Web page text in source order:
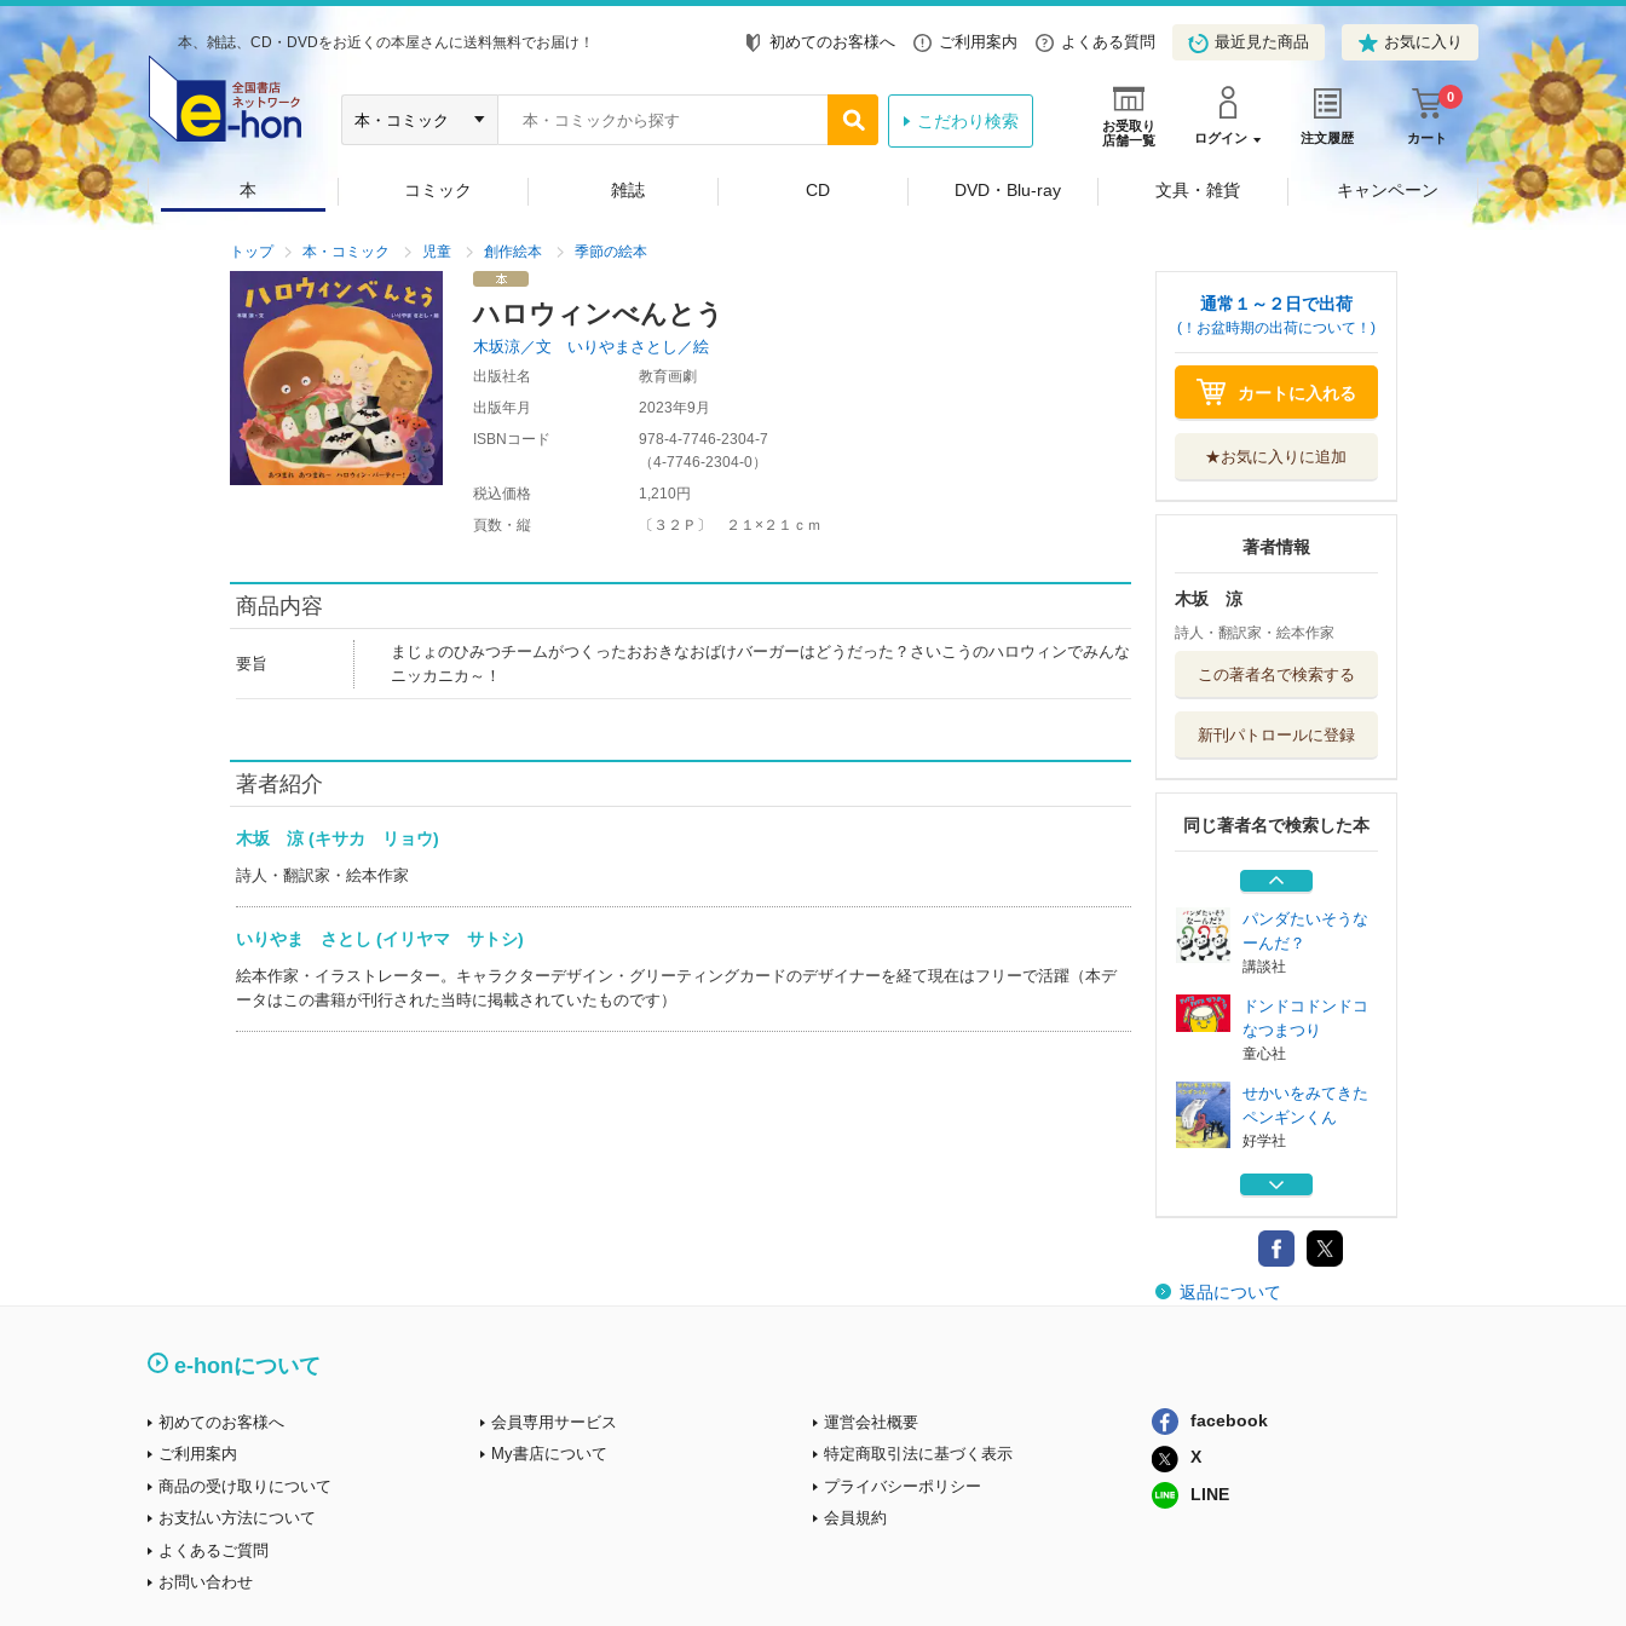
本、雑誌、CD・DVDをお近くの本屋さんに送料無料でお届け！ 初めてのお客様へ ご利用案内 よくある質問 最近見た商品 お気に入り
お受取り
店舗一覧
ログイン 注文履歴 カート
0
こだわり検索
本 コミック 雑誌 CD DVD・Blu-ray 文具・雑貨 キャンペーン
トップ 本・コミック 児童 創作絵本 季節の絵本
ハロウィンべんとう
木坂涼／文 いりやまさとし／絵
出版社名
教育画劇
出版年月
2023年9月
ISBNコード
978-4-7746-2304-7
（4-7746-2304-0）
税込価格
1,210円
頁数・縦
〔３２Ｐ〕 ２１×２１ｃｍ
商品内容
要旨
まじょのひみつチームがつくったおおきなおばけバーガーはどうだった？さいこうのハロウィンでみんな
ニッカニカ～！
著者紹介
木坂 涼 (キサカ リョウ)
詩人・翻訳家・絵本作家
いりやま さとし (イリヤマ サトシ)
絵本作家・イラストレーター。キャラクターデザイン・グリーティングカードのデザイナーを経て現在はフリーで活躍（本デ
ータはこの書籍が刊行された当時に掲載されていたものです）
通常１～２日で出荷
(！お盆時期の出荷について！)
カートに入れる
★お気に入りに追加
著者情報
木坂 涼
詩人・翻訳家・絵本作家
この著者名で検索する
新刊パトロールに登録
同じ著者名で検索した本
ペンギンくん
ママ・だいすき
１がかけたよ
岩崎書店
パンダたいそうな
ーんだ？
講談社
ドンドコドンドコ
なつまつり
童心社
せかいをみてきた
ペンギンくん
好学社
ママ・だいすき
１がかけたよ
岩崎書店
返品について
e-honについて
初めてのお客様へ
ご利用案内
商品の受け取りについて
お支払い方法について
よくあるご質問
お問い合わせ
会員専用サービス
My書店について
運営会社概要
特定商取引法に基づく表示
プライバシーポリシー
会員規約
facebook
X
LINE